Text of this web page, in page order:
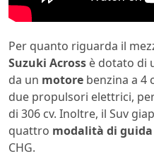
Per quanto riguarda il
Suzuki Across è dotato di
da un motore benzina a 4
due propulsori elettrici,
di 306 cv. Inoltre, il Suv
quattro modalità di guida
CHG.